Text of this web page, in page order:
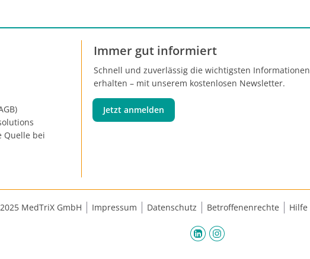
Quelle bei
Immer gut informiert
Schnell und zuverlässig die wichtigsten Informationen
erhalten – mit unserem kostenlosen Newsletter.
Jetzt anmelden
MedTriX GmbH Impressum Datenschutz Betroffenenrechte Hilfe